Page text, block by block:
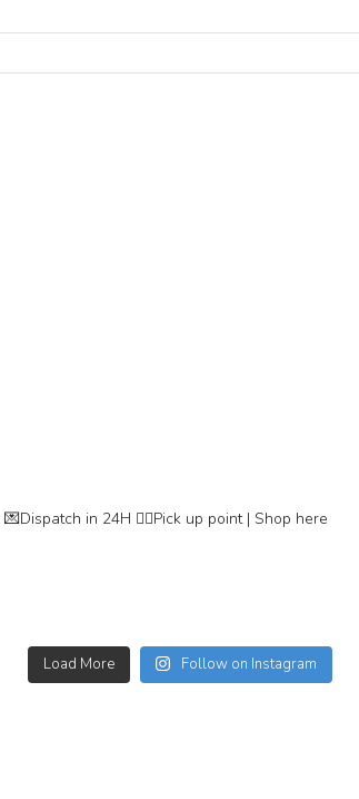
💌Dispatch in 24H 👇🏽Pick up point | Shop here
Load More Follow on Instagram